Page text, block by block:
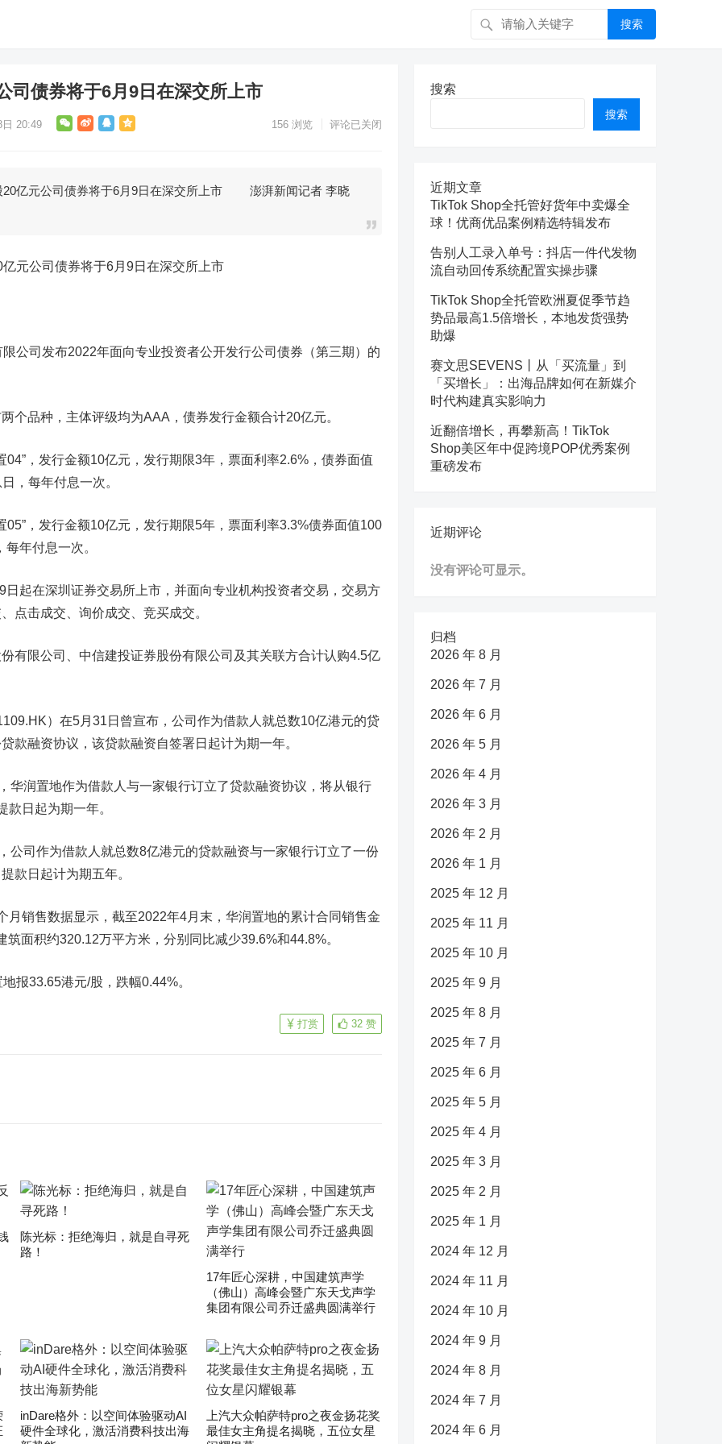
搜索
司债券将于6月9日在深交所上市
日 20:49 156 浏览 评论已关闭
亿元公司债券将于6月9日在深交所上市 澎湃新闻记者 李晓
公司债券将于6月9日在深交所上市
司发布2022年面向专业投资者公开发行公司债券（第三期）的
品种，主体评级均为AAA，债券发行金额合计20亿元。
，发行金额10亿元，发行期限3年，票面利率2.6%，债券面值
，每年付息一次。
，发行金额10亿元，发行期限5年，票面利率3.3%债券面值100
年付息一次。
在深圳证券交易所上市，并面向专业机构投资者交易，交易方
点击成交、询价成交、竞买成交。
有限公司、 中信建投证券股份有限公司及其关联方合计认购4.5亿
）在5月31日曾宣布，公司作为借款人就总数10亿港元的贷
款融资协议，该贷款融资自签署日起计为期一年。
置地作为借款人与一家银行订立了贷款融资协议，将从银行
款日起为期一年。
作为借款人就总数8亿港元的贷款融资与一家银行订立了一份
款日起计为期五年。
售数据显示，截至2022年4月末，华润置地的累计合同销售金
面积约320.12万平方米，分别同比减少39.6%和44.8%。
33.65港元/股，跌幅0.44%。
32 赞
打赏
陈光标：拒绝海归，就是自寻死
路！
17年匠心深耕，中国建筑声学
（佛山）高峰会暨广东天戈声学
集团有限公司乔迁盛典圆满举行
inDare格外：以空间体验驱动AI
硬件全球化，激活消费科技出海
上汽大众帕萨特pro之夜金扬花奖
最佳女主角提名揭晓，五位女星
搜索
搜索
近期文章
TikTok Shop全托管好货年中卖爆全
球！优商优品案例精选特辑发布
告别人工录入单号：抖店一件代发物
流自动回传系统配置实操步骤
TikTok Shop全托管欧洲夏促季节趋
势品最高1.5倍增长，本地发货强势
助爆
赛文思SEVENS丨从「买流量」到
「买增长」：出海品牌如何在新媒介
时代构建真实影响力
近翻倍增长，再攀新高！TikTok
Shop美区年中促跨境POP优秀案例
重磅发布
近期评论
没有评论可显示。
归档
2026 年 8 月
2026 年 7 月
2026 年 6 月
2026 年 5 月
2026 年 4 月
2026 年 3 月
2026 年 2 月
2026 年 1 月
2025 年 12 月
2025 年 11 月
2025 年 10 月
2025 年 9 月
2025 年 8 月
2025 年 7 月
2025 年 6 月
2025 年 5 月
2025 年 4 月
2025 年 3 月
2025 年 2 月
2025 年 1 月
2024 年 12 月
2024 年 11 月
2024 年 10 月
2024 年 9 月
2024 年 8 月
2024 年 7 月
2024 年 6 月